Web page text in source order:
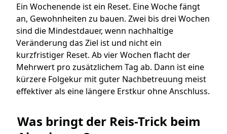
Ein Wochenende ist ein Reset. Eine Woche fängt
an, Gewohnheiten zu bauen. Zwei bis drei Wochen
sind die Mindestdauer, wenn nachhaltige
Veränderung das Ziel ist und nicht ein
kurzfristiger Reset. Ab vier Wochen flacht der
Mehrwert pro zusätzlichem Tag ab. Dann ist eine
kürzere Folgekur mit guter Nachbetreuung meist
effektiver als eine längere Erstkur ohne Anschluss.
Was bringt der Reis-Trick beim